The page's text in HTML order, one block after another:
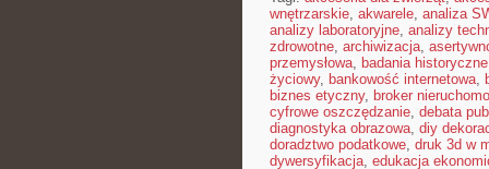
wnętrzarskie, akwarele, analiza
analizy laboratoryjne, analizy
zdrowotne, archiwizacja,
przemysłowa, badania historyczne
życiowy, bankowość internetowa,
biznes etyczny, broker
cyfrowe oszczędzanie, debata
diagnostyka obrazowa, diy
doradztwo podatkowe, druk 3d w
dywersyfikacja, edukacja